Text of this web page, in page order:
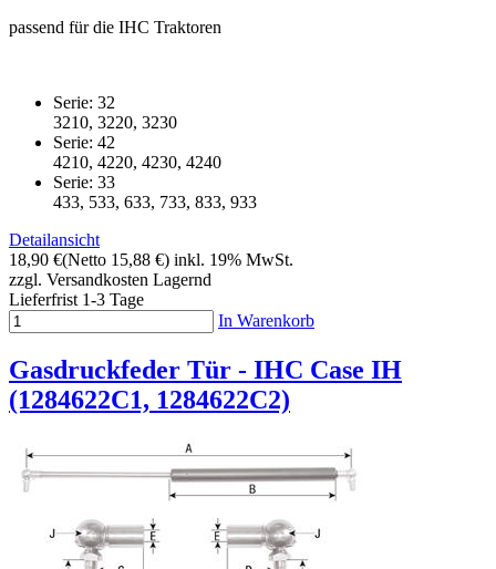
passend für die IHC Traktoren
Serie: 32
3210, 3220, 3230
Serie: 42
4210, 4220, 4230, 4240
Serie: 33
433, 533, 633, 733, 833, 933
Detailansicht
18,90 €(Netto 15,88 €) inkl. 19% MwSt.
zzgl. Versandkosten Lagernd
Lieferfrist 1-3 Tage
In Warenkorb
Gasdruckfeder Tür - IHC Case IH
(1284622C1, 1284622C2)